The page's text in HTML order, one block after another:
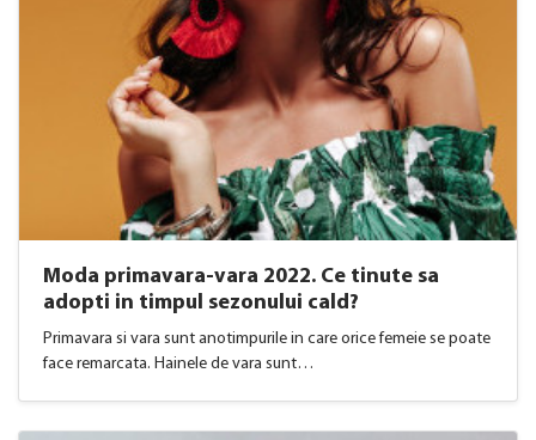
Moda primavara-vara 2022. Ce tinute sa
adopti in timpul sezonului cald?
Primavara si vara sunt anotimpurile in care orice femeie se poate
face remarcata. Hainele de vara sunt…